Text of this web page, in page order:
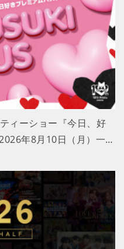
ィーショー『今日、好
年8月10日（月）一…